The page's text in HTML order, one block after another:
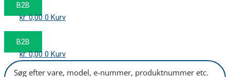
Tilbehør/Plejemidler
B2B
kr.0,00 0 Kurv
B2B
kr.0,00 0 Kurv